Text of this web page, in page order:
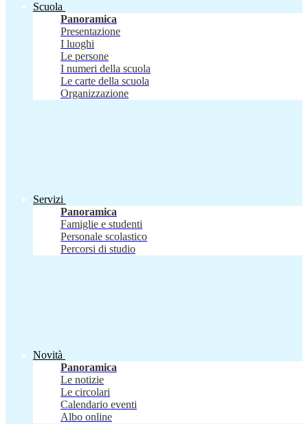
Scuola
Panoramica
Presentazione
I luoghi
Le persone
I numeri della scuola
Le carte della scuola
Organizzazione
Servizi
Panoramica
Famiglie e studenti
Personale scolastico
Percorsi di studio
Novità
Panoramica
Le notizie
Le circolari
Calendario eventi
Albo online